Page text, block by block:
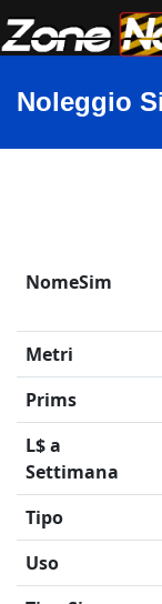
Noleggio
NomeSim
Metri
Prims
L$ a
Settimana
Tipo
Uso